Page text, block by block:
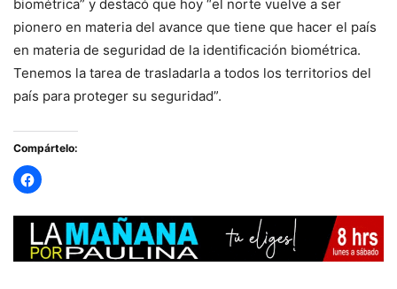
biométrica” y destacó que hoy “el norte vuelve a ser
pionero en materia del avance que tiene que hacer el país
en materia de seguridad de la identificación biométrica.
Tenemos la tarea de trasladarla a todos los territorios del
país para proteger su seguridad”.
Compártelo: